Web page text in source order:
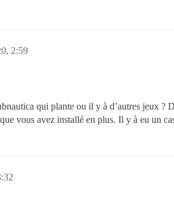
2:59
qui plante ou il y à d’autres jeux
vous avez installé en plus. Il y à eu un